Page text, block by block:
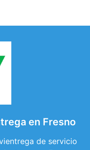
en Fresno
de servicio